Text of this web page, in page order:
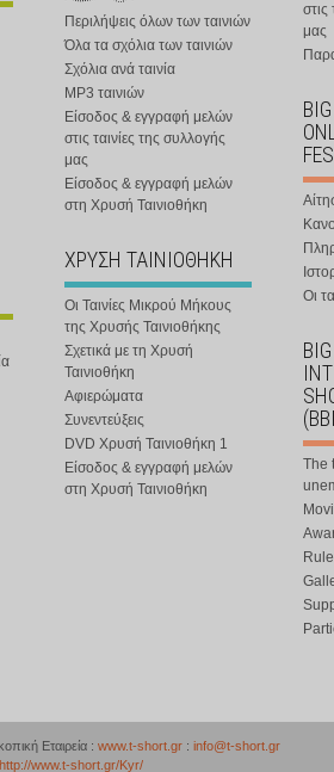
Περιλήψεις όλων των ταινιών
Όλα τα σχόλια των ταινιών
Σχόλια ανά ταινία
MP3 ταινιών
Είσοδος & εγγραφή μελών
στις ταινίες της συλλογής
μας
Είσοδος & εγγραφή μελών
στη Χρυσή Ταινιοθήκη
ΧΡΥΣΗ ΤΑΙΝΙΟΘΗΚΗ
Οι Ταινίες Μικρού Μήκους
της Χρυσής Ταινιοθήκης
Σχετικά με τη Χρυσή
Ταινιοθήκη
Αφιερώματα
Συνεντεύξεις
DVD Χρυσή Ταινιοθήκη 1
Είσοδος & εγγραφή μελών
στη Χρυσή Ταινιοθήκη
στις
μας
Οι
The
Εταιρεία : www.t-short.gr : info@t-short.gr
http://www.t-short.gr/Kyr/